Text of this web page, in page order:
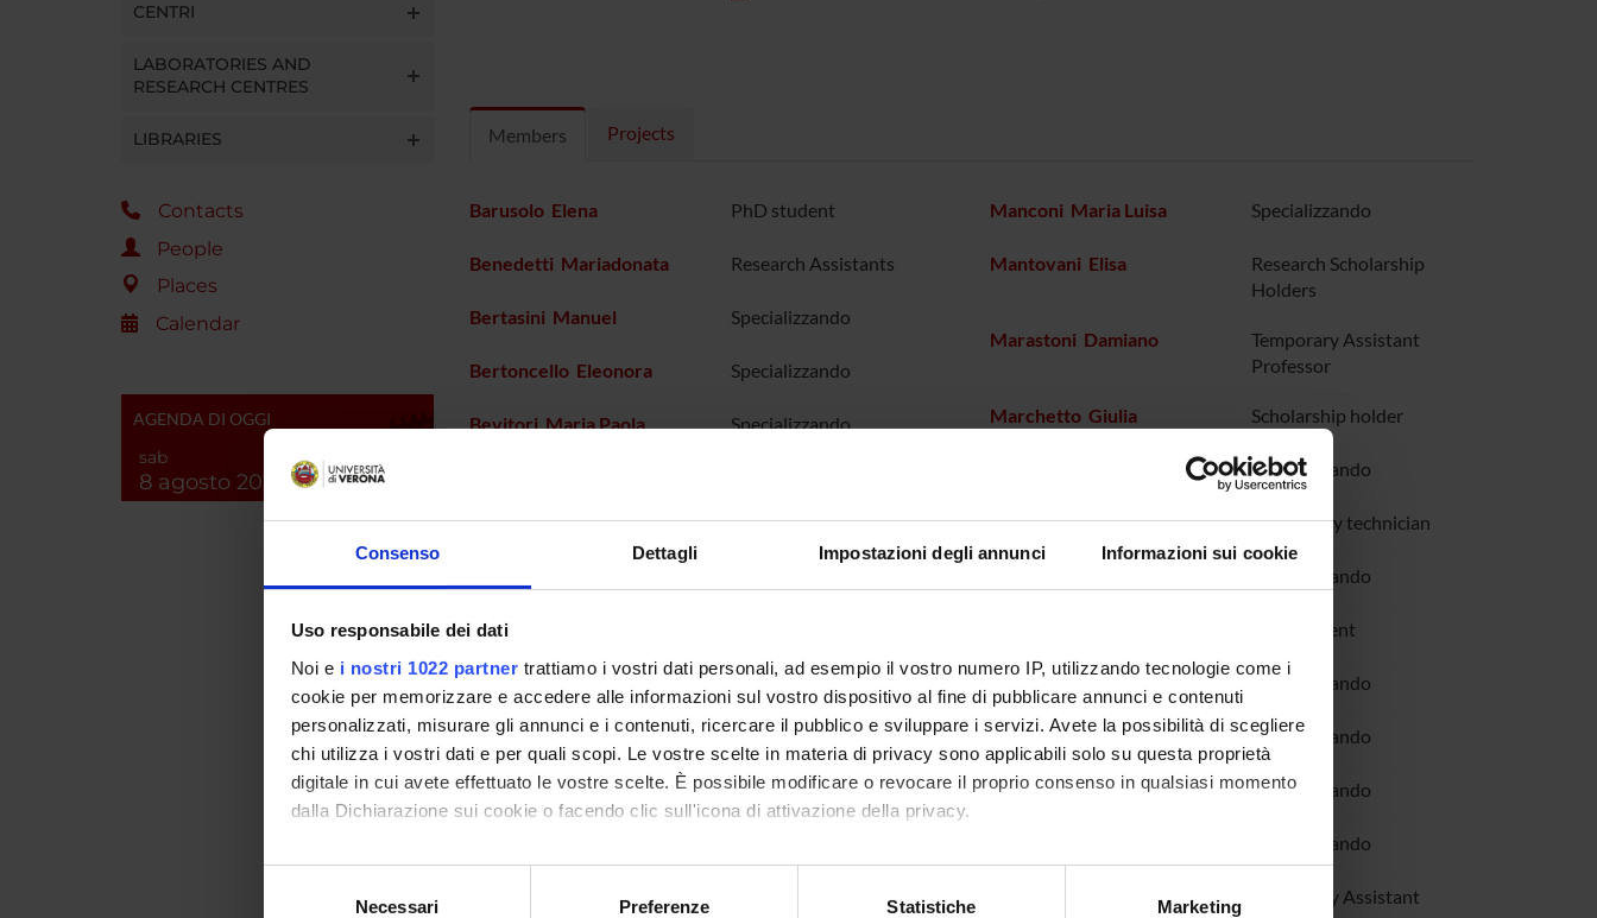
Consenso Dettagli Impostazioni degli annunci Informazioni sui cookie
Uso responsabile dei dati
Noi e i nostri 1022 partner trattiamo i vostri dati personali, ad esempio il vostro numero IP, utilizzando tecnologie come i
cookie per memorizzare e accedere alle informazioni sul vostro dispositivo al fine di pubblicare annunci e contenuti
personalizzati, misurare gli annunci e i contenuti, ricercare il pubblico e sviluppare i servizi. Avete la possibilità di scegliere
chi utilizza i vostri dati e per quali scopi. Le vostre scelte in materia di privacy sono applicabili solo su questa proprietà
digitale in cui avete effettuato le vostre scelte. È possibile modificare o revocare il proprio consenso in qualsiasi momento
dalla Dichiarazione sui cookie o facendo clic sull'icona di attivazione della privacy.
Con il tuo consenso, vorremmo anche:
raccogliere informazioni sulla tua posizione geografica, con un'approssimazione di qualche metro,
Necessari Preferenze Statistiche Marketing
CENTRI
LABORATORIES AND
RESEARCH CENTRES
LIBRARIES
Contacts
People
Places
Calendar
AGENDA DI OGGI
sab
8 agosto 2026
Members Projects
Barusolo Elena PhD student
Benedetti Mariadonata Research Assistants
Bertasini Manuel Specializzando
Bertoncello Eleonora Specializzando
Bevitori Maria Paola Specializzando
Bonomi Fabio Specializzando
Brancaleoni Andrea
Bristot Lucrezia Scholarship holder
Bronzato Erika PhD student
Camerer Sophia Diana
Manconi Maria Luisa Specializzando
Mantovani Elisa
Research Scholarship
Holders
Marastoni Damiano
Temporary Assistant
Professor
Marchetto Giulia Scholarship holder
Specializzando
Monaco Salvatore Laboratory technician
Specializzando
PhD student
Peghin Alessia Specializzando
Peluso Eugenio Specializzando
Pettinelli Tommaso Specializzando
Specializzando
Temporary Assistant